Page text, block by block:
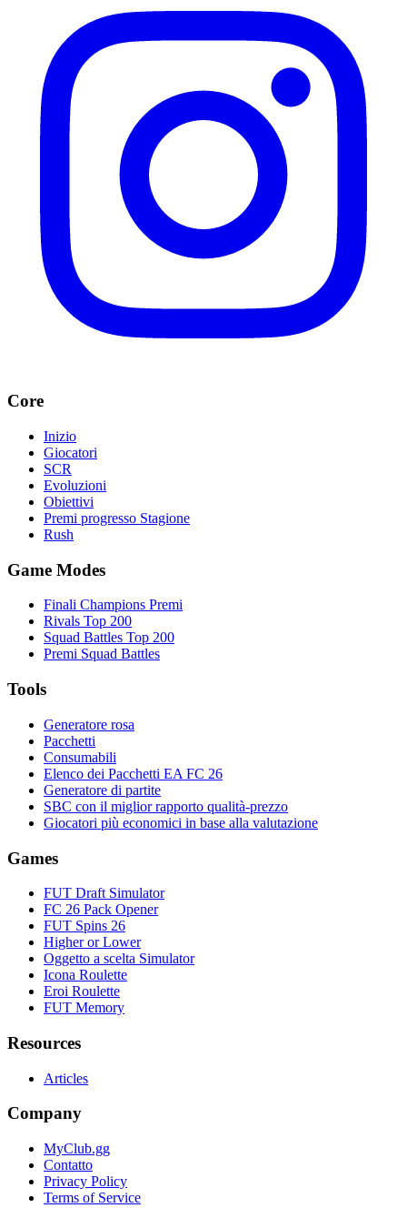
Core
Inizio
Giocatori
SCR
Evoluzioni
Obiettivi
Premi progresso Stagione
Rush
Game Modes
Finali Champions Premi
Rivals Top 200
Squad Battles Top 200
Premi Squad Battles
Tools
Generatore rosa
Pacchetti
Consumabili
Elenco dei Pacchetti EA FC 26
Generatore di partite
SBC con il miglior rapporto qualità-prezzo
Giocatori più economici in base alla valutazione
Games
FUT Draft Simulator
FC 26 Pack Opener
FUT Spins 26
Higher or Lower
Oggetto a scelta Simulator
Icona Roulette
Eroi Roulette
FUT Memory
Resources
Articles
Company
MyClub.gg
Contatto
Privacy Policy
Terms of Service